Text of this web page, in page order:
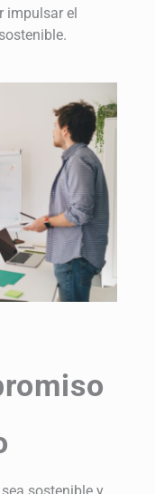
impulsar el